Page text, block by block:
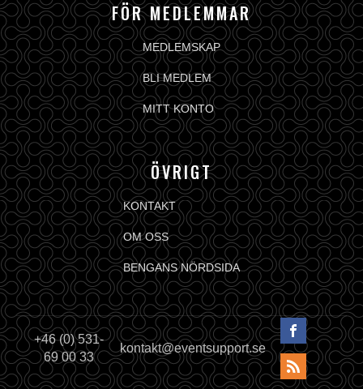
FÖR MEDLEMMAR
MEDLEMSKAP
BLI MEDLEM
MITT KONTO
ÖVRIGT
KONTAKT
OM OSS
BENGANS NÖRDSIDA
+46 (0) 531-
69 00 33
kontakt@eventsupport.se